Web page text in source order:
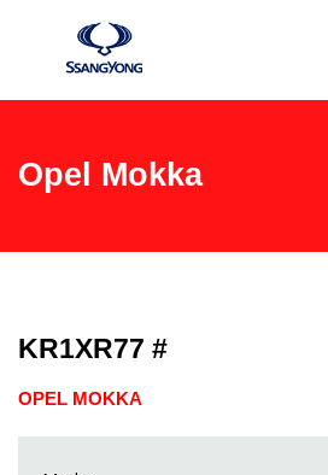
Opel Mokka
KR1XR77 #
OPEL MOKKA